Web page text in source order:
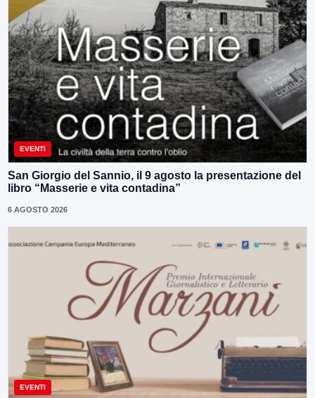
EVENTI
San Giorgio del Sannio, il 9 agosto la presentazione del
libro “Masserie e vita contadina”
6 AGOSTO 2026
EVENTI